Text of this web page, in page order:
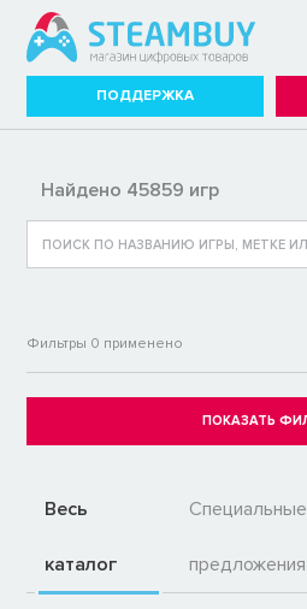
ПОДДЕРЖКА
Найдено 45859 игр
Фильтры 0 применено
Весь
каталог
Специальные
предложения